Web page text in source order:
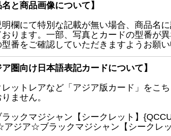
名と商品画像について】
欄にて特別な記載が無い場合、商品名
おります。一部、写真とカードの型番が
番をご確認していただきますようお願い
ア圏向け日本語表記カードについて】
レットレアなど「アジア版カード」をこ
ません。
ックマジシャン【シークレット】
ジア☆ブラックマジシャン【シークレ